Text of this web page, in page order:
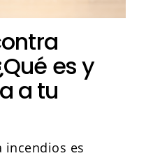
es y
a tu
incendios es